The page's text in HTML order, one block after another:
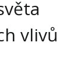
vlivů